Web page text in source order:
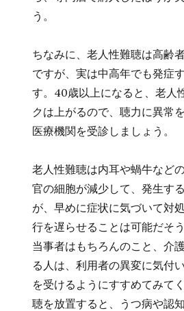
う。
ちなみに、老人性難聴は高齢
ですが、実は中高年でも発症
す。40歳以上になると、老人
クは上がるので、聴力に異常
医療機関を受診しましょう。
老人性難聴は内耳や蝸牛など
官の細胞が減少して、発生す
が、早めに症状に気づいて対
行を遅らせることは可能だそ
当事者はもちろんのこと、介
る人は、利用者の異変に気付
を受けるようにすすめてみて
聴を放置すると、うつ病や認